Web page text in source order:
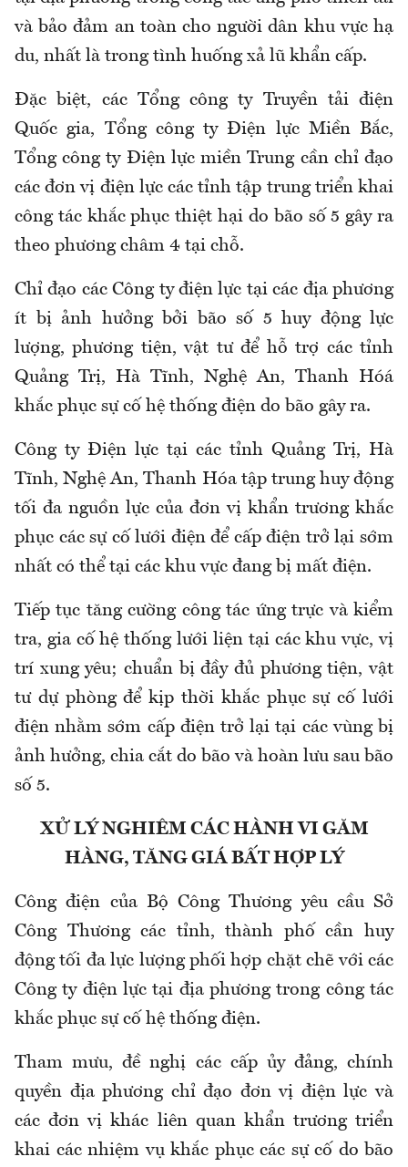
và bảo đảm an toàn cho người dân khu vực hạ
du, nhất là trong tình huống xả lũ khẩn cấp.
Đặc biệt, các Tổng công ty Truyền tải điện
Quốc gia, Tổng công ty Điện lực Miền Bắc,
Tổng công ty Điện lực miền Trung cần chỉ đạo
các đơn vị điện lực các tỉnh tập trung triển khai
công tác khắc phục thiệt hại do bão số 5 gây ra
theo phương châm 4 tại chỗ.
Chỉ đạo các Công ty điện lực tại các địa phương
ít bị ảnh hưởng bởi bão số 5 huy động lực
lượng, phương tiện, vật tư để hỗ trợ các tỉnh
Quảng Trị, Hà Tĩnh, Nghệ An, Thanh Hóá
khắc phục sự cố hệ thống điện do bão gây ra.
Công ty Điện lực tại các tỉnh Quảng Trị, Hà
Tĩnh, Nghệ An, Thanh Hóa tập trung huy động
tối đa nguồn lực của đơn vị khẩn trương khắc
phục các sự cố lưới điện để cấp điện trở lại sớm
nhất có thể tại các khu vực đang bị mất điện.
Tiếp tục tăng cường công tác ứng trực và kiểm
tra, gia cố hệ thống lưới liện tại các khu vực, vị
trí xung yêu; chuẩn bị đầy đủ phương tiện, vật
tư dự phòng để kịp thời khắc phục sự cố lưới
điện nhằm sớm cấp điện trở lại tại các vùng bị
ảnh hưởng, chia cắt do bão và hoàn lưu sau bão
số 5.
XỬ LÝ NGHIÊM CÁC HÀNH VI GĂM
HÀNG, TĂNG GIÁ BẤT HỢP LÝ
Công điện của Bộ Công Thương yêu cầu Sở
Công Thương các tỉnh, thành phố cần huy
động tối đa lực lượng phối hợp chặt chẽ với các
Công ty điện lực tại địa phương trong công tác
khắc phục sự cố hệ thống điện.
Tham mưu, đề nghị các cấp ủy đảng, chính
quyền địa phương chỉ đạo đơn vị điện lực và
các đơn vị khác liên quan khẩn trương triển
khai các nhiệm vụ khắc phục các sự cố do bão